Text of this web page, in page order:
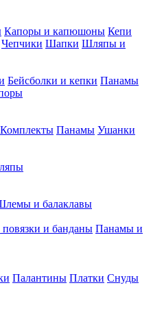
Капоры и капюшоны Кепи
Чепчики Шапки Шляпы и
Бейсболки и кепки Панамы
Комплекты Панамы Ушанки
и балаклавы
и банданы Панамы и
Палантины Платки Снуды